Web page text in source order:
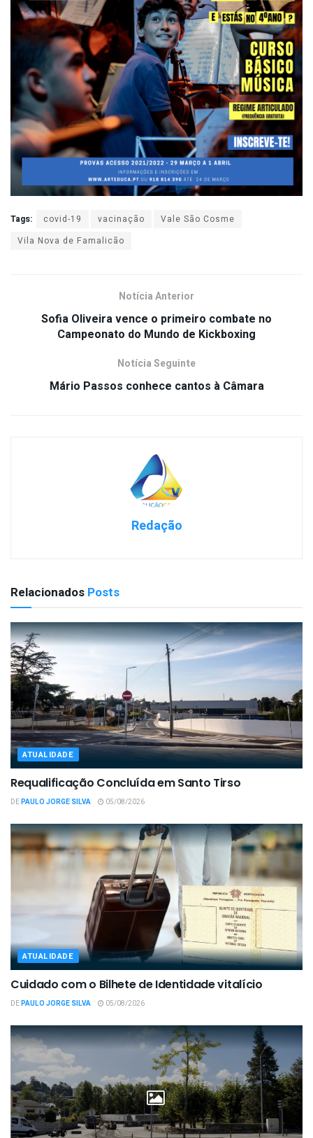
Tags: covid-19 vacinação
Vale São Cosme
Vila Nova de Famalicão
Notícia Anterior
Sofia Oliveira vence o primeiro combate no
Campeonato do Mundo de Kickboxing
Notícia Seguinte
Mário Passos conhece cantos à Câmara
Redação
Relacionados Posts
ATUALIDADE
Requalificação Concluída em Santo Tirso
DEPAULO JORGE SILVA 05/08/2026
ATUALIDADE
Cuidado com o Bilhete de Identidade vitalício
DEPAULO JORGE SILVA 05/08/2026